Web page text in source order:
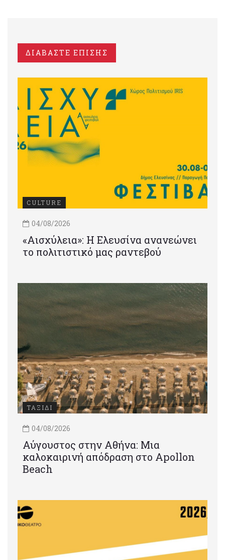
ΔΙΑΒΑΣΤΕ ΕΠΙΣΗΣ
CULTURE
04/08/2026
«Αισχύλεια»: Η Ελευσίνα ανανεώνει
το πολιτιστικό μας ραντεβού
ΤΑΞΙΔΙ
04/08/2026
Αύγουστος στην Αθήνα: Μια
καλοκαιρινή απόδραση στο Apollon
Beach